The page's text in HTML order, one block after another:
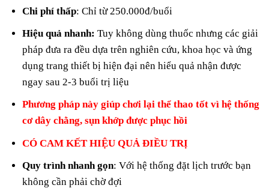
Chi phí thấp: Chỉ từ 250.000đ/buổi
Hiệu quả nhanh: Tuy không dùng thuốc nhưng các giải
pháp đưa ra đều dựa trên nghiên cứu, khoa học và ứng
dụng trang thiết bị hiện đại nên hiểu quả nhận được
ngay sau 2-3 buổi trị liệu
Phương pháp này giúp chơi lại thể thao tốt vì hệ thống
cơ dây chằng, sụn khớp được phục hồi
CÓ CAM KẾT HIỆU QUẢ ĐIỀU TRỊ
Quy trình nhanh gọn: Với hệ thống đặt lịch trước bạn
không cần phải chờ đợi